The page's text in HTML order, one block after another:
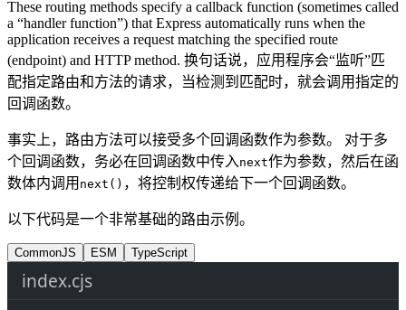
These routing methods specify a callback function (sometimes called
a “handler function”) that Express automatically runs when the
application receives a request matching the specified route
(endpoint) and HTTP method. 换句话说，应用程序会“监听”匹
配指定路由和方法的请求，当检测到匹配时，就会调用指定的
回调函数。
事实上，路由方法可以接受多个回调函数作为参数。 对于多
个回调函数，务必在回调函数中传入 next作为参数，然后在函
数体内调用 next() ，将控制权传递给下一个回调函数。
以下代码是一个非常基础的路由示例。
CommonJS ESM TypeScript
index.cjs